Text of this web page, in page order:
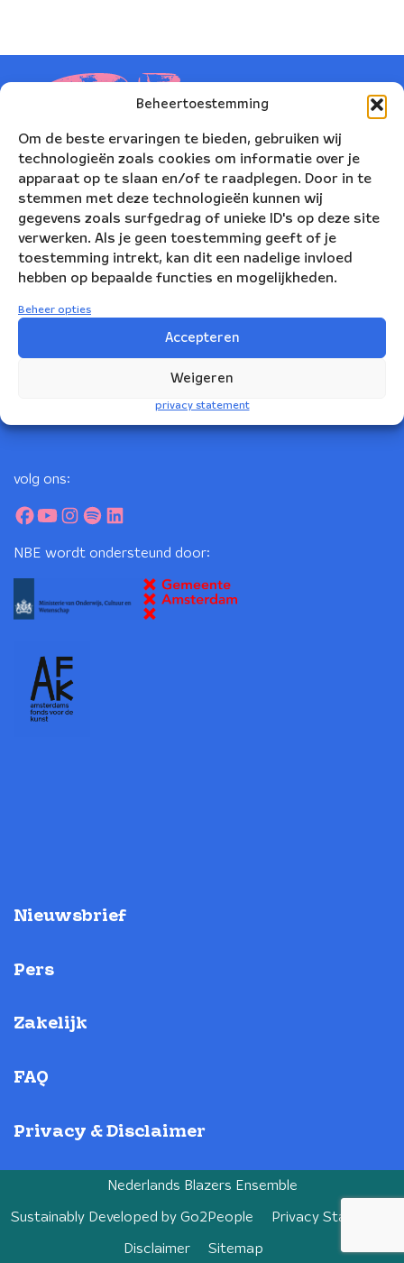
Beheertoestemming
Om de beste ervaringen te bieden, gebruiken wij
technologieën zoals cookies om informatie over je
apparaat op te slaan en/of te raadplegen. Door in te
stemmen met deze technologieën kunnen wij
gegevens zoals surfgedrag of unieke ID's op deze site
verwerken. Als je geen toestemming geeft of je
toestemming intrekt, kan dit een nadelige invloed
hebben op bepaalde functies en mogelijkheden.
Beheer opties
Accepteren
Weigeren
privacy statement
Korte Leidsedwarsstraat 12
1017 RC Amsterdam
volg ons:
NBE wordt ondersteund door:
Nieuwsbrief
Pers
Zakelijk
FAQ
Privacy & Disclaimer
Nederlands Blazers Ensemble
Sustainably Developed by Go2People Privacy Statement
Disclaimer Sitemap